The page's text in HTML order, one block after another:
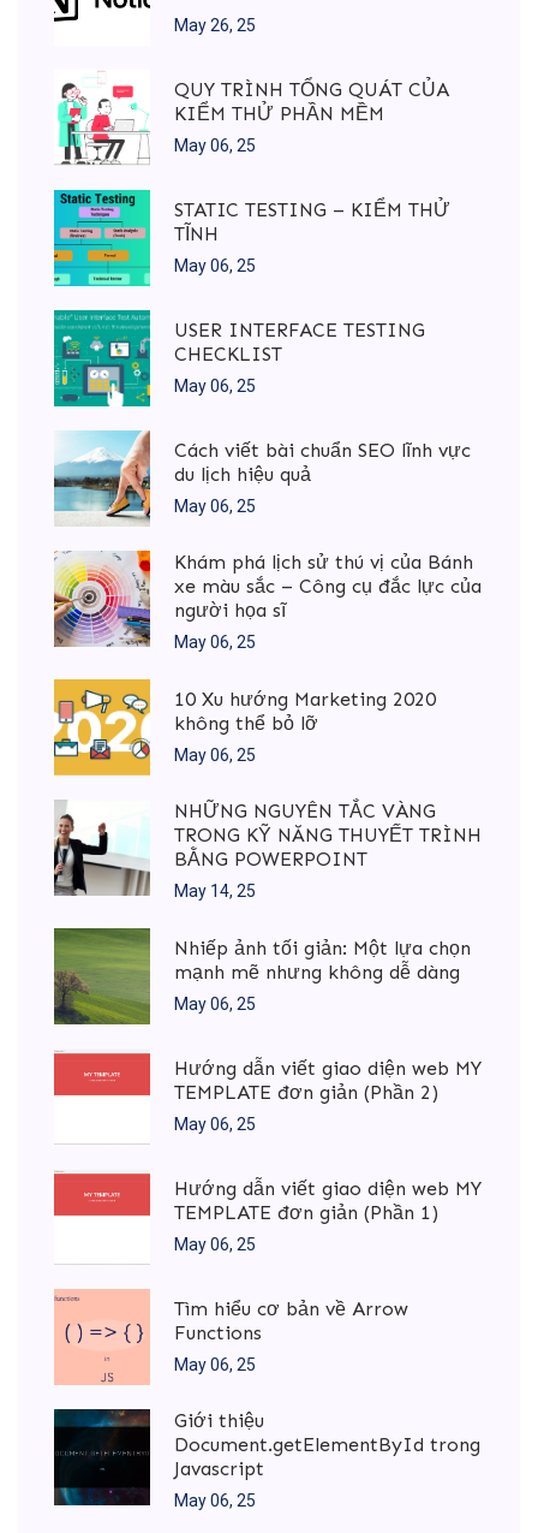
May 26, 25
QUY TRÌNH TỔNG QUÁT CỦA
KIỂM THỬ PHẦN MỀM
May 06, 25
STATIC TESTING – KIỂM THỬ
TĨNH
May 06, 25
USER INTERFACE TESTING
CHECKLIST
May 06, 25
Cách viết bài chuẩn SEO lĩnh vực
du lịch hiệu quả
May 06, 25
Khám phá lịch sử thú vị của Bánh
xe màu sắc – Công cụ đắc lực của
người họa sĩ
May 06, 25
10 Xu hướng Marketing 2020
không thể bỏ lỡ
May 06, 25
NHỮNG NGUYÊN TẮC VÀNG
TRONG KỸ NĂNG THUYẾT TRÌNH
BẰNG POWERPOINT
May 14, 25
Nhiếp ảnh tối giản: Một lựa chọn
mạnh mẽ nhưng không dễ dàng
May 06, 25
Hướng dẫn viết giao diện web MY
TEMPLATE đơn giản (Phần 2)
May 06, 25
Hướng dẫn viết giao diện web MY
TEMPLATE đơn giản (Phần 1)
May 06, 25
Tìm hiểu cơ bản về Arrow
Functions
May 06, 25
Giới thiệu
Document.getElementById trong
Javascript
May 06, 25